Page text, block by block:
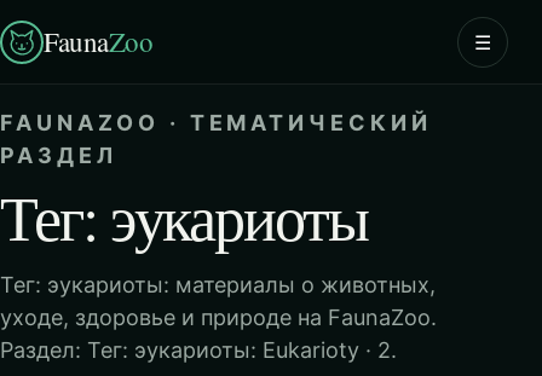
FaunaZoo ☰
FAUNAZOO · ТЕМАТИЧЕСКИЙ
РАЗДЕЛ
Тег: эукариоты
Тег: эукариоты: материалы о животных,
уходе, здоровье и природе на FaunaZoo.
Раздел: Тег: эукариоты: Eukarioty · 2.